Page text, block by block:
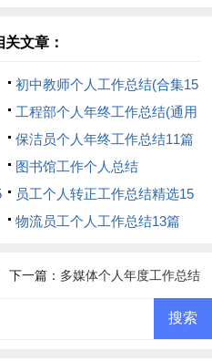
文章：
初中教师个人工作总结(合集15
篇)工程部个人年终工作总结(通用
15篇)
保洁员个人年终工作总结11篇
图书馆工作个人总结
员工个人转正工作总结精选15
篇物流员工个人工作总结13篇
下一篇： 多媒体个人年度工作总结